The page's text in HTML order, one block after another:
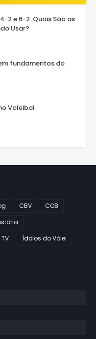
2 e 6-2: Quais São as
Usar?
fundamentos do
Voleibol
CBV
COB
TV Ídolos do Vôlei